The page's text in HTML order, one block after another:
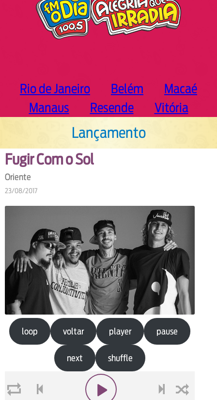
Rio de Janeiro Belém
Macaé
Manaus
Resende Vitória
Lançamento
Fugir Com o Sol
Oriente
23/08/2017
loop voltar player pause
next shuffle